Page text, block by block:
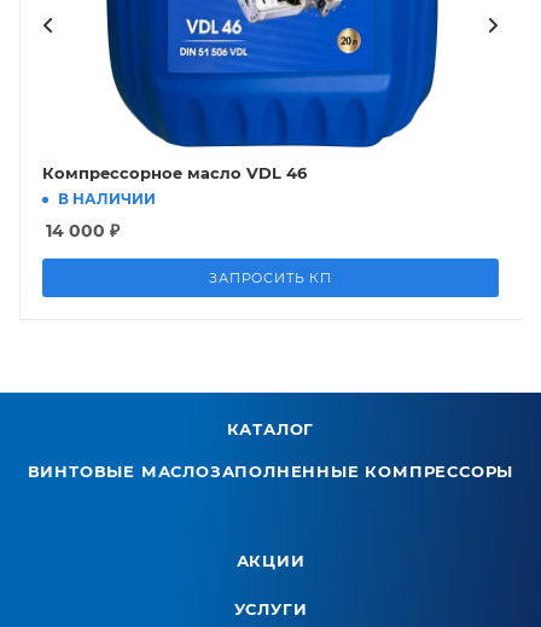
Компрессорное масло VDL 46
В НАЛИЧИИ
14 000 ₽
ЗАПРОСИТЬ КП
КАТАЛОГ
ВИНТОВЫЕ МАСЛОЗАПОЛНЕННЫЕ КОМПРЕССОРЫ
АКЦИИ
УСЛУГИ